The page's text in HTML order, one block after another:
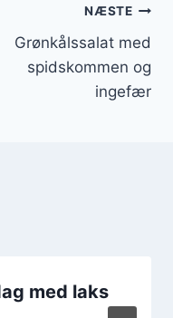
NÆSTE
Grønkålssalat med
spidskommen og
ingefær
med laks